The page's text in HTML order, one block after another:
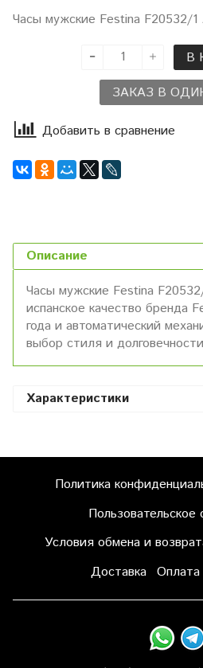
Часы мужские Festina F20532/
В
ЗАКАЗ В
Добавить в сравнение
Описание
Часы мужские Festina
испанское качество бренда
года и автоматический
выбор стиля и
Характеристики
Политика
Пользовательское
Условия обмена и
Доставка Оплата